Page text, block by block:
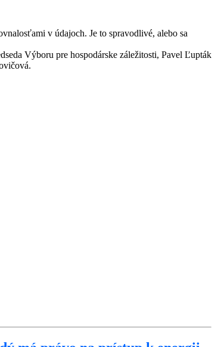
v údajoch. Je to spravodlivé, alebo sa
Výboru pre hospodárske záležitosti, Pavel Ľupták